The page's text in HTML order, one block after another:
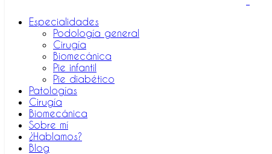
Especialidades
Podología general
Cirugía
Biomecánica
Pie infantil
Pie diabético
Patologías
Cirugía
Biomecánica
Sobre mí
¿Hablamos?
Blog